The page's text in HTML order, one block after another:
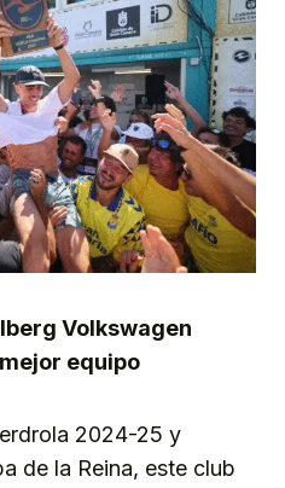
Volkswagen
equipo
2024-25 y
de la Reina, este club